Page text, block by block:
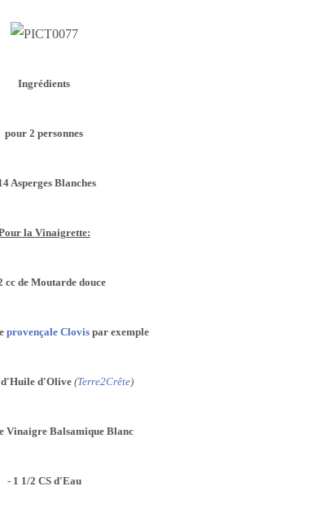
Ingrédients
pour 2 personnes
Asperges Blanches
la Vinaigrette:
cc de Moutarde douce
provençale Clovis par exemple
d'Huile d'Olive(Terre2Crête)
Vinaigre Balsamique Blanc
- 1 1/2 CS d'Eau